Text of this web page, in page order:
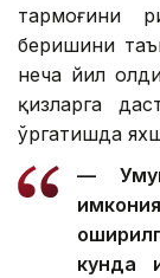
тармоғини
беришини
неча йил
қизларга
ўргатишда
—
кунда